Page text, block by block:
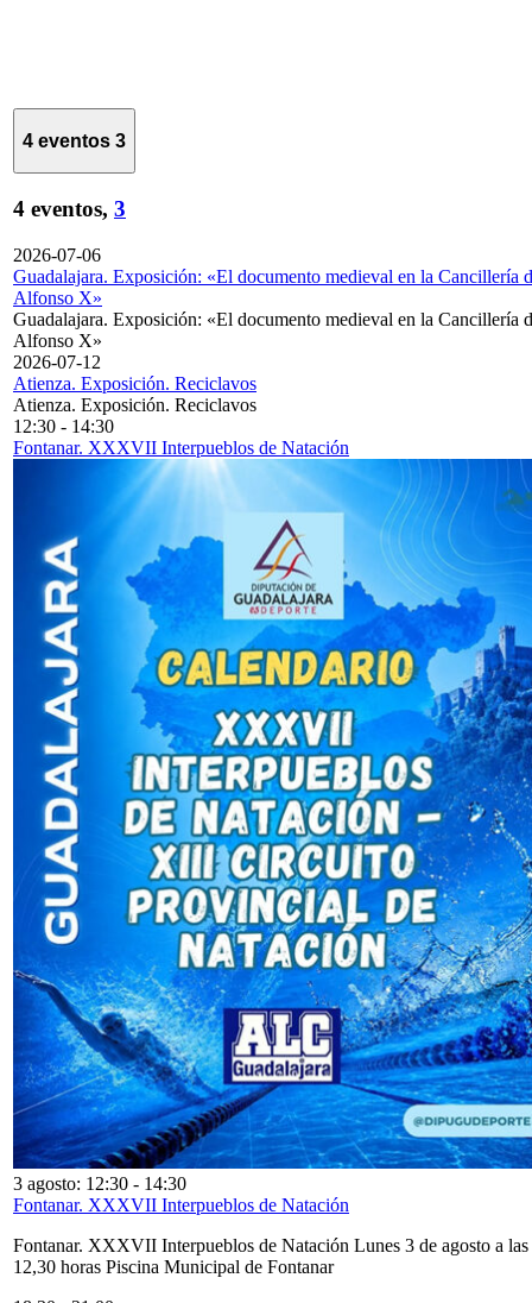
4 eventos 3
4 eventos, 3
2026-07-06
Guadalajara. Exposición: «El documento medieval en la Cancillería
Alfonso X»
Guadalajara. Exposición: «El documento medieval en la Cancillería
Alfonso X»
2026-07-12
Atienza. Exposición. Reciclavos
Atienza. Exposición. Reciclavos
12:30 - 14:30
Fontanar. XXXVII Interpueblos de Natación
3 agosto: 12:30 - 14:30
Fontanar. XXXVII Interpueblos de Natación
Fontanar. XXXVII Interpueblos de Natación Lunes 3 de agosto a las
12,30 horas Piscina Municipal de Fontanar